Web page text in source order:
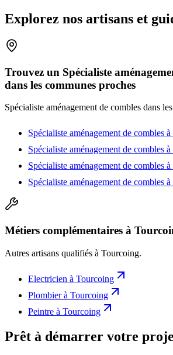
Explorez nos artisans et
Trouvez un Spécialiste
dans les communes proches
Spécialiste aménagement de combles dans
Spécialiste aménagement de combles à
Spécialiste aménagement de combles à
Spécialiste aménagement de combles à
Spécialiste aménagement de combles à
Métiers complémentaires à
Autres artisans qualifiés à Tourcoing.
Electricien à Tourcoing
Plombierà Tourcoing
Peintre à Tourcoing
Prêt à démarrer votre